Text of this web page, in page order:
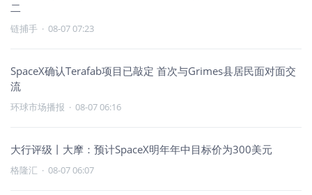
二
链捕手 · 08-07 07:23
SpaceX确认Terafab项目已敲定 首次与Grimes县居民面对面交
流
环球市场播报 · 08-07 06:16
大行评级丨大摩：预计SpaceX明年年中目标价为300美元
格隆汇 · 08-07 06:07